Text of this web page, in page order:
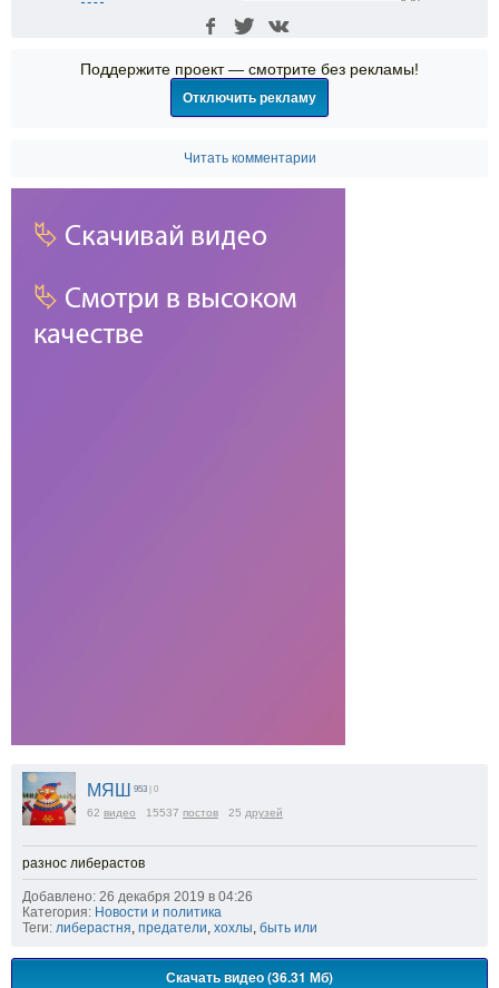
Поддержите проект — смотрите без рекламы!
Отключить рекламу
Читать комментарии
МЯШ 953 | 0
62 видео 15537 постов 25 друзей
разнос либерастов
Добавлено: 26 декабря 2019 в 04:26
Категория: Новости и политика
Теги: либерастня предатели хохлы быть или
Скачать видео (36.31 Мб)